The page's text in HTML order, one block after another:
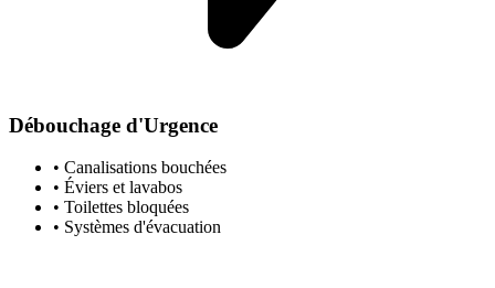
Débouchage d'Urgence
• Canalisations bouchées
• Éviers et lavabos
• Toilettes bloquées
• Systèmes d'évacuation